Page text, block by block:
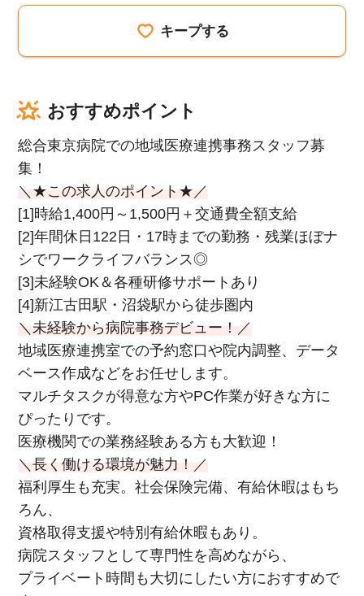
キープする
おすすめポイント
総合東京病院での地域医療連携事務スタッフ募
集！
＼★この求人のポイント★／
[1]時給1,400円～1,500円＋交通費全額支給
[2]年間休日122日・17時までの勤務・残業ほぼナ
シでワークライフバランス◎
[3]未経験OK＆各種研修サポートあり
[4]新江古田駅・沼袋駅から徒歩圏内
＼未経験から病院事務デビュー！／
地域医療連携室での予約窓口や院内調整、データ
ベース作成などをお任せします。
マルチタスクが得意な方やPC作業が好きな方に
ぴったりです。
医療機関での業務経験ある方も大歓迎！
＼長く働ける環境が魅力！／
福利厚生も充実。社会保険完備、有給休暇はもち
ろん、
資格取得支援や特別有給休暇もあり。
病院スタッフとして専門性を高めながら、
プライベート時間も大切にしたい方におすすめで